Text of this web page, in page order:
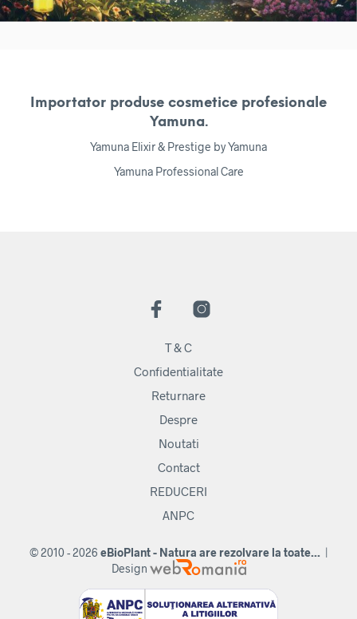
Importator produse cosmetice profesionale
Yamuna.
Yamuna Elixir & Prestige by Yamuna
Yamuna Professional Care
T & C
Confidentialitate
Returnare
Despre
Noutati
Contact
REDUCERI
ANPC
© 2010 - 2026 eBioPlant - Natura are rezolvare la toate... |
Design